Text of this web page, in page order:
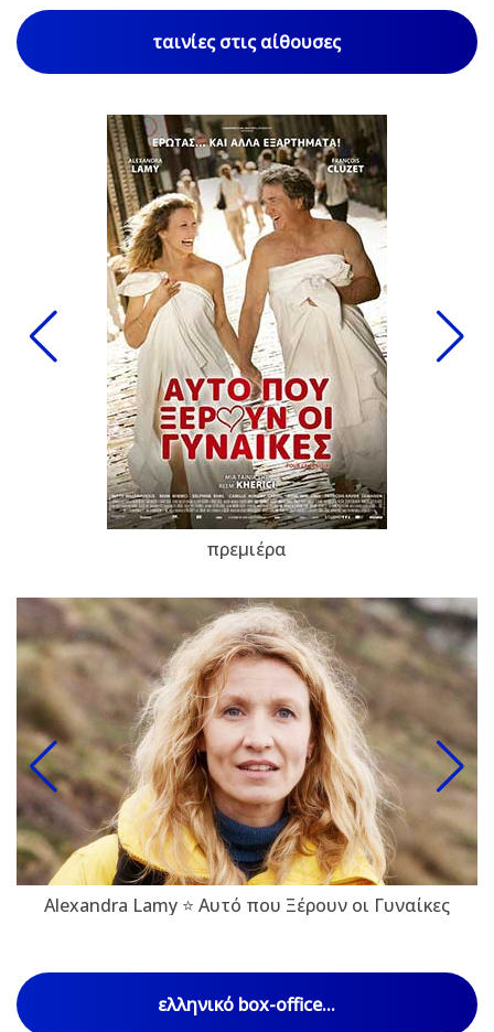
ταινίες στις αίθουσες
πρεμιέρα
Alexandra Lamy ⭐ Αυτό που Ξέρουν οι Γυναίκες
ελληνικό box-office...